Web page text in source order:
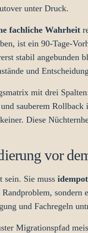
unter Druck.
fachliche Wahrheit
ist ein 90-Tage-
stabil angebunden
und
mit drei
sauberem
Diese
vor
sein. Sie muss
und Fachregeln
Migrationspfad